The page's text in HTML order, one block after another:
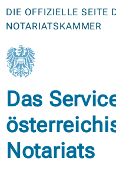
Das
Notariats
DIE OFFIZIELLE SEITE
NOTARIATSKAMMER